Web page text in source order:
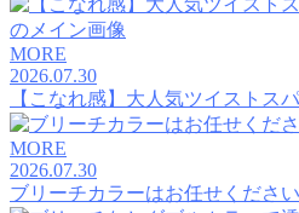
MORE
2026.07.30
【こなれ感】大人気ツイストス
MORE
2026.07.30
ブリーチカラーはお任せください